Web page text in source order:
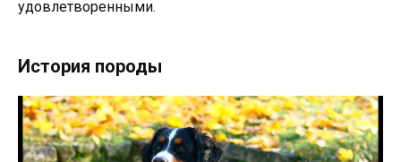
удовлетворенными.
История породы